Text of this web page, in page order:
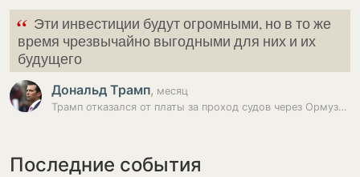
“ Эти инвестиции будут огромными, но в то же
время чрезвычайно выгодными для них и их
будущего
Дональд Трамп, месяц
Трамп отказался от платы за проход судов через Ормузский пролив
Последние события